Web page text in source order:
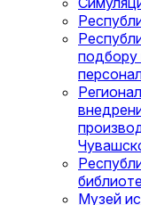
подбору
Музей